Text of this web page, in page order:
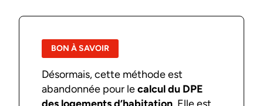
BON À SAVOIR
Désormais, cette méthode est
abandonnée pour lecalcul du DPE